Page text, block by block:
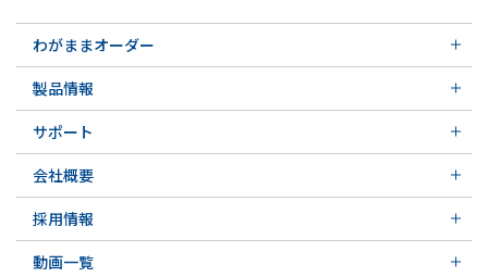
わがままオーダー
メカニカルシール
実例ご紹介
その他の導入事例
軸受け付きシールユニット
実例ご紹介
その他の導入事例
製品情報
汎用形メカニカルシール
特殊用途用メカニカルシール
メカニカルシールの不思議
サポート
サポート トップ
実例ご紹介
会社概要
会社概要 トップ
会社沿革
関連会社
採用情報
採用情報 トップ
動画一覧